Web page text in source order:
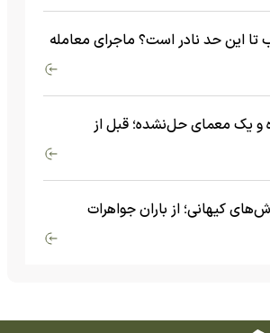
این حد نادر است؟ ماجرای معامله
اتفاق می‌افتد!
یک معمای حل‌نشده؛ قبل از
جهان چه چیزی وجود داشت؟
کیهانی؛ از باران جواهرات
آهن و شیشه